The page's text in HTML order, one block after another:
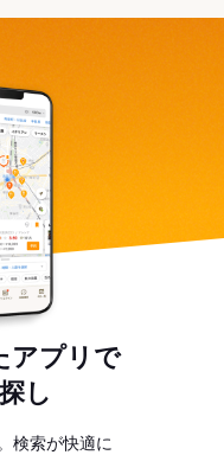
アプリで
し
検索が快適に